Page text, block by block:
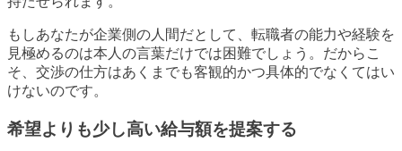
もしあなたが企業側の人間だとして、転職者の能力や経験を
見極めるのは本人の言葉だけでは困難でしょう。だからこ
そ、交渉の仕方はあくまでも客観的かつ具体的でなくてはい
けないのです。
希望よりも少し高い給与額を提案する